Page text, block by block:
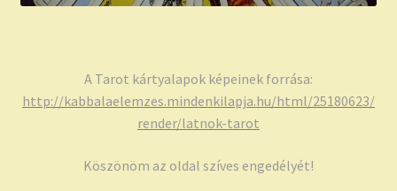
A Tarot kártyalapok képeinek forrása:
http://kabbalaelemzes.mindenkilapja.hu/html/25180623/
render/latnok-tarot
Köszönöm az oldal szíves engedélyét!